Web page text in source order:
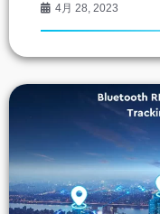
4月 28, 2023